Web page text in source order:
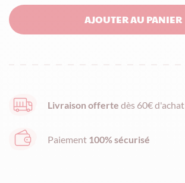
Nougat
saveur
g
AJOUTER AU PANIER
Livraison offerte dès 60€ d'achat
Paiement 100% sécurisé